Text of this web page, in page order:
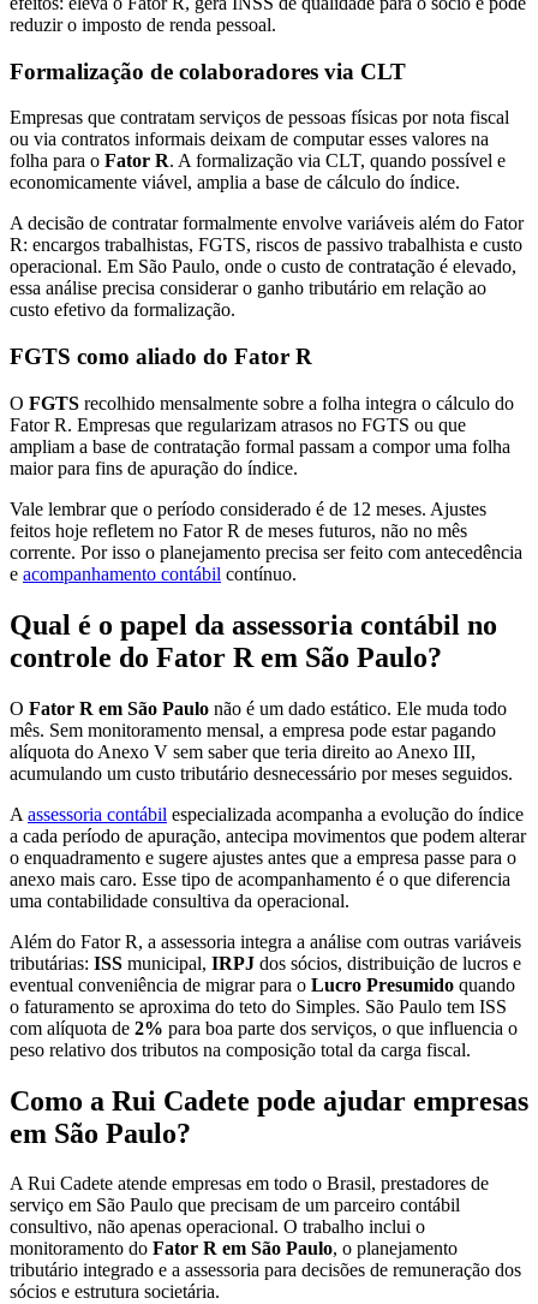
reduzir o imposto de renda pessoal.
Formalização de colaboradores via CLT
Empresas que contratam serviços de pessoas físicas por nota fiscal
ou via contratos informais deixam de computar esses valores na
folha para o Fator R. A formalização via CLT, quando possível e
economicamente viável, amplia a base de cálculo do índice.
A decisão de contratar formalmente envolve variáveis além do Fator
R: encargos trabalhistas, FGTS, riscos de passivo trabalhista e custo
operacional. Em São Paulo, onde o custo de contratação é elevado,
essa análise precisa considerar o ganho tributário em relação ao
custo efetivo da formalização.
FGTS como aliado do Fator R
O FGTS recolhido mensalmente sobre a folha integra o cálculo do
Fator R. Empresas que regularizam atrasos no FGTS ou que
ampliam a base de contratação formal passam a compor uma folha
maior para fins de apuração do índice.
Vale lembrar que o período considerado é de 12 meses. Ajustes
feitos hoje refletem no Fator R de meses futuros, não no mês
corrente. Por isso o planejamento precisa ser feito com antecedência
e acompanhamento contábil contínuo.
Qual é o papel da assessoria contábil no
controle do Fator R em São Paulo?
O Fator R em São Paulo não é um dado estático. Ele muda todo
mês. Sem monitoramento mensal, a empresa pode estar pagando
alíquota do Anexo V sem saber que teria direito ao Anexo III,
acumulando um custo tributário desnecessário por meses seguidos.
A assessoria contábil especializada acompanha a evolução do índice
a cada período de apuração, antecipa movimentos que podem alterar
o enquadramento e sugere ajustes antes que a empresa passe para o
anexo mais caro. Esse tipo de acompanhamento é o que diferencia
uma contabilidade consultiva da operacional.
Além do Fator R, a assessoria integra a análise com outras variáveis
tributárias: ISS municipal, IRPJ dos sócios, distribuição de lucros e
eventual conveniência de migrar para o Lucro Presumido quando
o faturamento se aproxima do teto do Simples. São Paulo tem ISS
com alíquota de 2% para boa parte dos serviços, o que influencia o
peso relativo dos tributos na composição total da carga fiscal.
Como a Rui Cadete pode ajudar empresas
em São Paulo?
A Rui Cadete atende empresas em todo o Brasil, prestadores de
serviço em São Paulo que precisam de um parceiro contábil
consultivo, não apenas operacional. O trabalho inclui o
monitoramento do Fator R em São Paulo, o planejamento
tributário integrado e a assessoria para decisões de remuneração dos
sócios e estrutura societária.